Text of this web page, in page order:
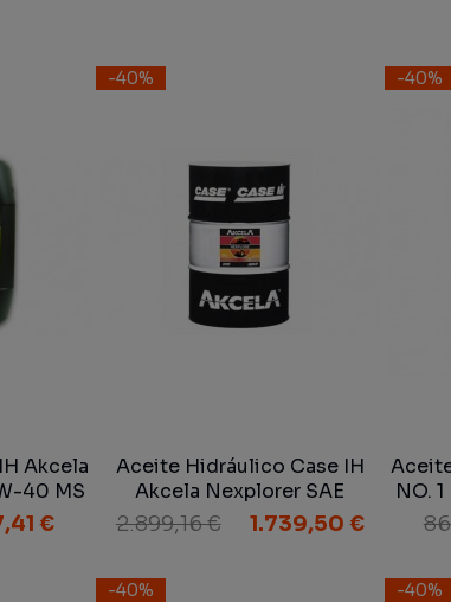
Akcela
40 MS
20 L
€
-40%
Aceite Hidráulico Case IH
Akcela Nexplorer SAE
10W/30 MAT 3525 200 L
2.899,16 € 1.739,50 €
-40%
NO.
-40% -40%